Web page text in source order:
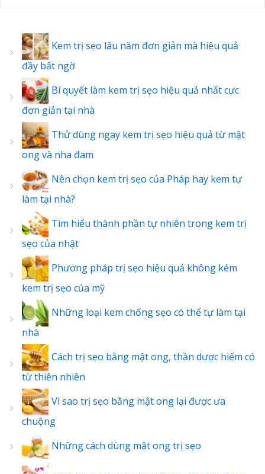
Kem trị sẹo lâu năm đơn giản mà hiệu quả
đầy bất ngờ
Bí quyết làm kem trị sẹo hiệu quả nhất cực
đơn giản tại nhà
Thử dùng ngay kem trị sẹo hiệu quả từ mật
ong và nha đam
Nên chọn kem trị sẹo của Pháp hay kem tự
làm tại nhà?
Tìm hiểu thành phần tự nhiên trong kem trị
sẹo của nhật
Phương pháp trị sẹo hiệu quả không kém
kem trị sẹo của mỹ
Những loại kem chống sẹo có thể tự làm tại
nhà
Cách trị sẹo bằng mật ong, thần dược hiếm có
từ thiên nhiên
Vì sao trị sẹo bằng mật ong lại được ưa
chuộng
Những cách dùng mật ong trị sẹo